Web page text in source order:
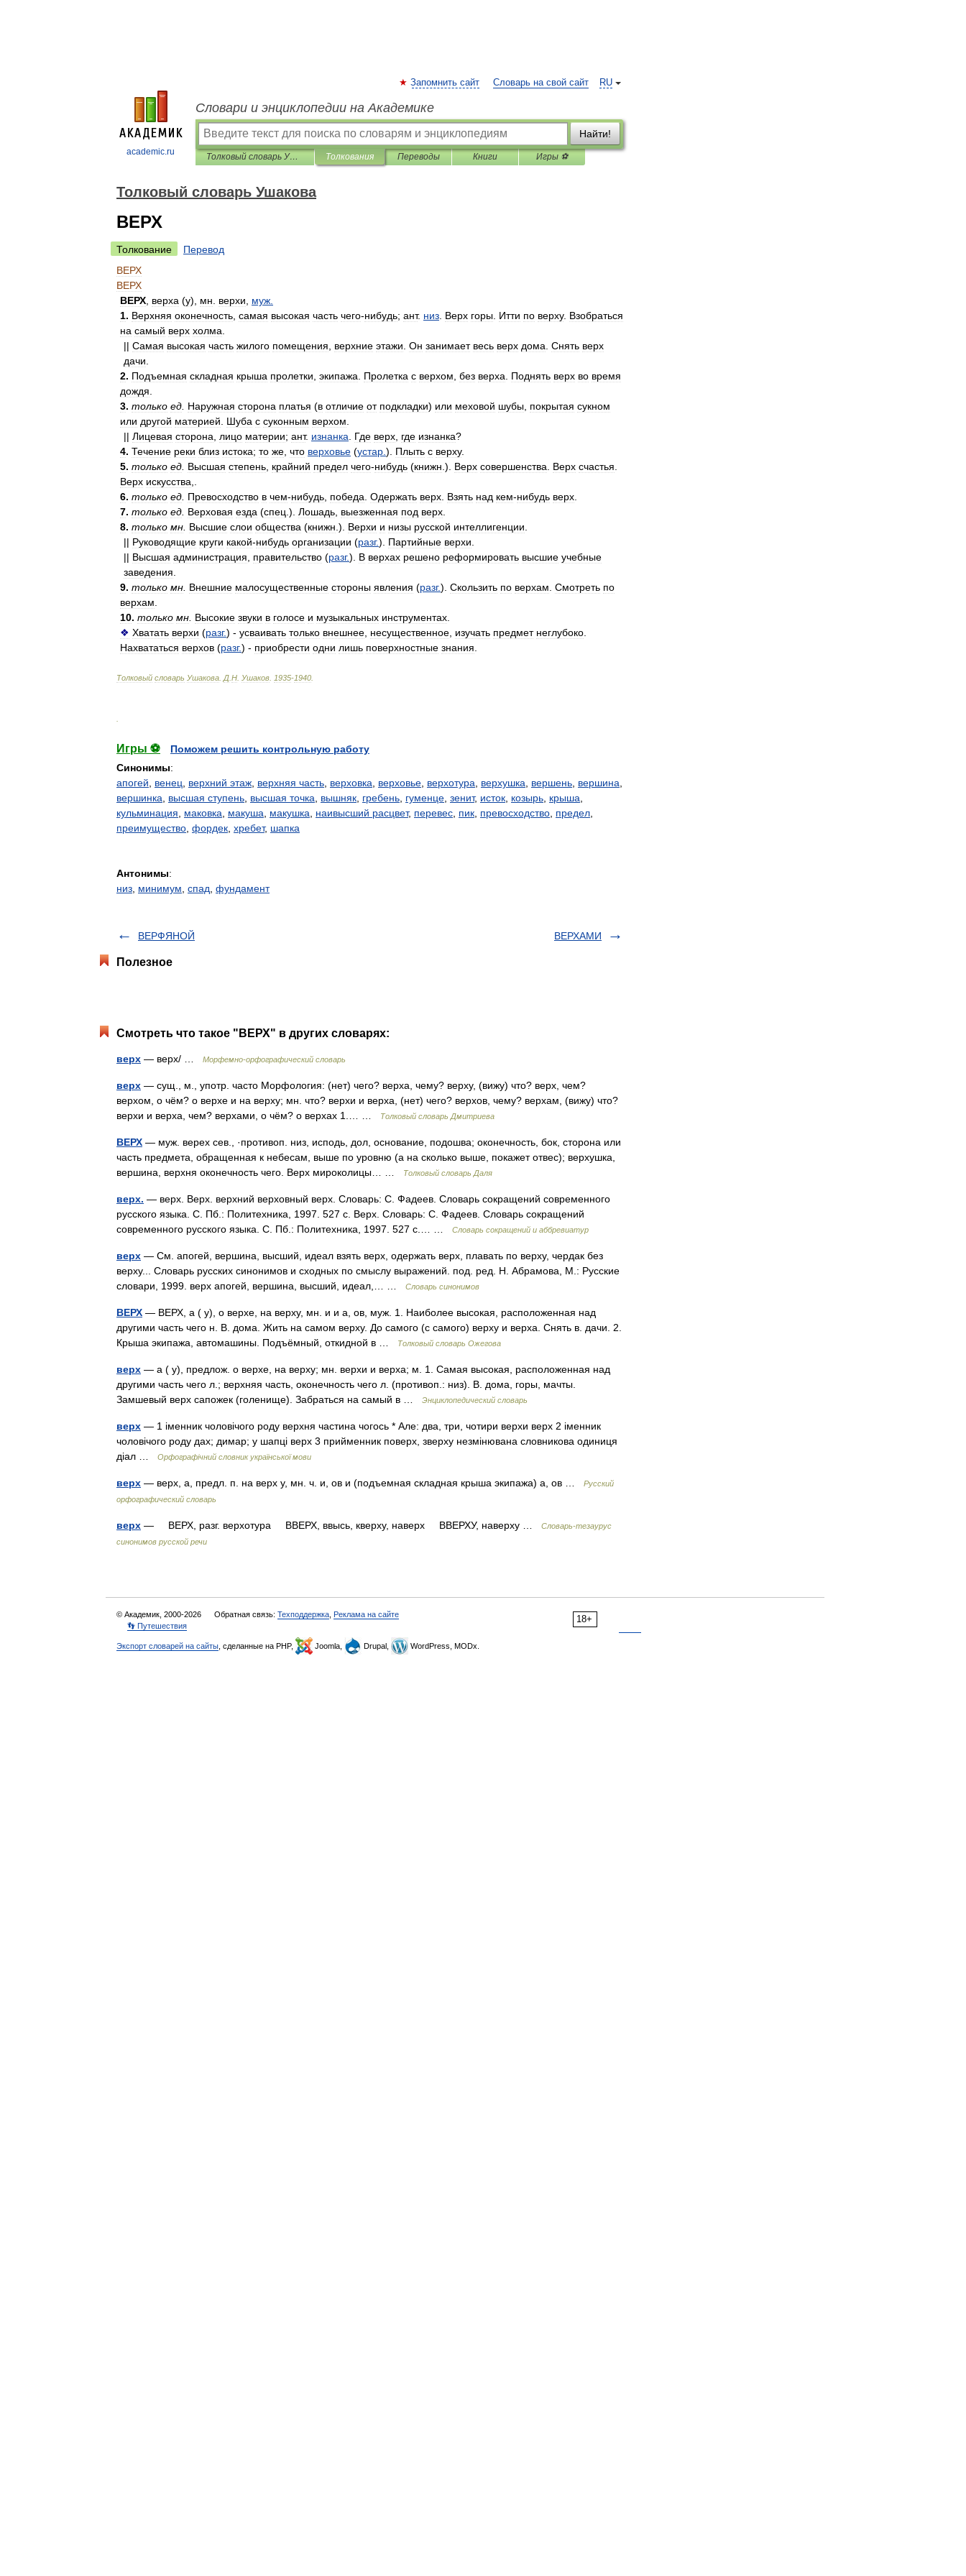
academic.ru
RU
Запомнить сайт Словарь на свой сайт
Словари и энциклопедии на Академике
Найти!
Толковый словарь Ушакова Толкования Переводы Книги Игры ⚽
Толковый словарь Ушакова
ВЕРХ
Толкование
Перевод
ВЕРХ
ВЕРХ
ВЕРХ верха (у), мн верхи муж
1. Верхняя оконечность самая высокая часть чего-нибудь; ант. низ Верх горы Итти по верху. Взобраться
на самый верх холма
|| Самая высокая часть жилого помещения верхние этажи Он занимает весь верх дома Снять верх
дачи
2. Подъемная складная крыша пролетки экипажа Пролетка с верхом без верха Поднять верх во время
дождя
3. только ед Наружная сторона платья (в отличие от подкладки) или меховой шубы покрытая сукном
или другой материей Шуба с суконным верхом
|| Лицевая сторона лицо материи; ант. изнанка Где верх где изнанка?
4. Течение реки близ истока; то же что верховье (устар ). Плыть с верху.
5. только ед Высшая степень крайний предел чего-нибудь (книжн .). Верх совершенства Верх счастья
Верх искусства
6. только ед Превосходство в чем-нибудь победа Одержать верх Взять над кем-нибудь верх
7. только ед Верховая езда (спец .). Лошадь выезженная под верх
8. только мн Высшие слои общества (книжн .). Верхи и низы русской интеллигенции
|| Руководящие круги какой-нибудь организации (разг.). Партийные верхи
|| Высшая администрация правительство (разг.). В верхах решено реформировать высшие учебные
заведения
9. только мн Внешние малосущественные стороны явления (разг.). Скользить по верхам Смотреть по
верхам
10. только мн Высокие звуки в голосе и музыкальных инструментах
❖ Хватать верхи (разг.) - усваивать только внешнее несущественное изучать предмет неглубоко
Нахвататься верхов (разг.) - приобрести одни лишь поверхностные знания
Толковый словарь Ушакова Д Н Ушаков 1935-1940
Игры ⚽
Поможем решить контрольную работу
Синонимы:
апогей
венец верхний этаж верхняя часть верховка верховье верхотура верхушка вершень вершина
вершинка
высшая ступень высшая точка вышняк гребень гуменце зенит, исток козырь крыша
кульминация
маковка макуша макушка наивысший расцвет, перевес пик превосходство предел
преимущество фордек хребет, шапка
Антонимы:
низ минимум спад фундамент
ВЕРФЯНОЙ ВЕРХАМИ
Полезное
Смотреть что такое "ВЕРХ" в других словарях:
верх — верх/ … Морфемно-орфографический словарь
верх — сущ., м., употр. часто Морфология: (нет) чего? верха, чему? верху, (вижу) что? верх, чем?
верхом, о чём? о верхе и на верху; мн. что? верхи и верха, (нет) чего? верхов, чему? верхам, (вижу) что?
верхи и верха, чем? верхами, о чём? о верхах 1.… …
Толковый словарь Дмитриева
ВЕРХ — муж. верех сев., ·противоп. низ, исподь, дол, основание, подошва; оконечность, бок, сторона или
часть предмета, обращенная к небесам, выше по уровню (а на сколько выше, покажет отвес); верхушка,
вершина, верхня оконечность чего. Верх мироколицы… …
Толковый словарь Даля
верх. — верх. Верх. верхний верховный верх. Словарь: С. Фадеев. Словарь сокращений современного
русского языка. С. Пб.: Политехника, 1997. 527 с. Верх. Словарь: С. Фадеев. Словарь сокращений
современного русского языка. С. Пб.: Политехника, 1997. 527 с.… …
Словарь сокращений и аббревиатур
верх — См. апогей, вершина, высший, идеал взять верх, одержать верх, плавать по верху, чердак без
верху... Словарь русских синонимов и сходных по смыслу выражений. под. ред. Н. Абрамова, М.: Русские
словари, 1999. верх апогей, вершина, высший, идеал,… …
Словарь синонимов
ВЕРХ — ВЕРХ, а ( у), о верхе, на верху, мн. и и а, ов, муж. 1. Наиболее высокая, расположенная над
другими часть чего н. В. дома. Жить на самом верху. До самого (с самого) верху и верха. Снять в. дачи. 2.
Крыша экипажа, автомашины. Подъёмный, откидной в …
Толковый словарь Ожегова
верх — а ( у), предлож. о верхе, на верху; мн. верхи и верха; м. 1. Самая высокая, расположенная над
другими часть чего л.; верхняя часть, оконечность чего л. (противоп.: низ). В. дома, горы, мачты.
Замшевый верх сапожек (голенище). Забраться на самый в …
Энциклопедический словарь
верх — 1 іменник чоловічого роду верхня частина чогось * Але: два, три, чотири верхи верх 2 іменник
чоловічого роду дах; димар; у шапці верх 3 прийменник поверх, зверху незмінювана словникова одиниця
діал …
Орфографічний словник української мови
верх — верх, а, предл. п. на верх у, мн. ч. и, ов и (подъемная складная крыша экипажа) а, ов …
Русский
орфографический словарь
верх — ВЕРХ, разг. верхотура ВВЕРХ, ввысь, кверху, наверх ВВЕРХУ, наверху …
Словарь-тезаурус
синонимов русской речи
18+
© Академик, 2000-2026 Обратная связь: Техподдержка Реклама на сайте
👣 Путешествия
Экспорт словарей на сайты , сделанные на PHP, Joomla, Drupal, WordPress, MODx.